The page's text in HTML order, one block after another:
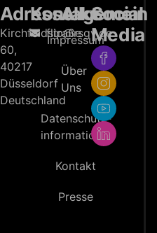
Adresse
Kirchfeldstraße
60,
40217
Düsseldorf
Deutschland
Kontakt
flip@rsgv.de
Allgemein
Impressum
Über
Uns
Datenschutz­
information
Kontakt
Presse
Social
Media